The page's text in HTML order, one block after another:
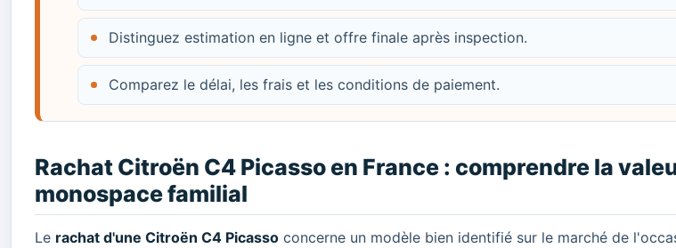
Distinguez estimation en ligne et offre finale après inspection.
Comparez le délai, les frais et les conditions de paiement.
Rachat Citroën C4 Picasso en France : comprendre la
monospace familial
Le rachat d'une Citroën C4 Picasso concerne un modèle bien identifié sur le marché de